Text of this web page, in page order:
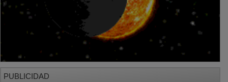
PUBLICIDAD